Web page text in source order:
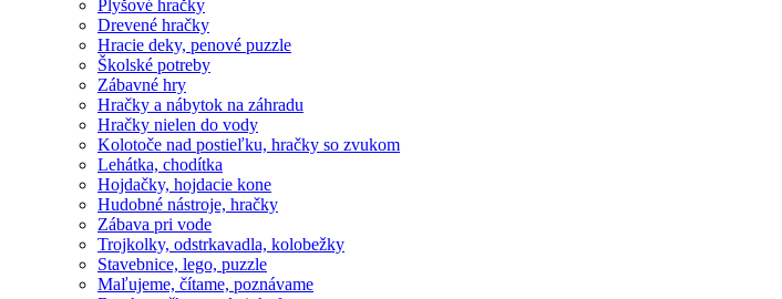
Plyšové hračky
Drevené hračky
Hracie deky, penové puzzle
Školské potreby
Zábavné hry
Hračky a nábytok na záhradu
Hračky nielen do vody
Kolotoče nad postieľku, hračky so zvukom
Lehátka, chodítka
Hojdačky, hojdacie kone
Hudobné nástroje, hračky
Zábava pri vode
Trojkolky, odstrkavadla, kolobežky
Stavebnice, lego, puzzle
Maľujeme, čítame, poznávame